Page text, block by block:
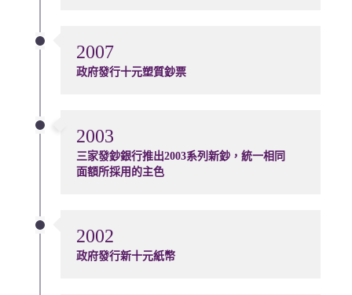
2007
政府發行十元塑質鈔票
2003
三家發鈔銀行推出2003系列新鈔，統一相同
面額所採用的主色
2002
政府發行新十元紙幣